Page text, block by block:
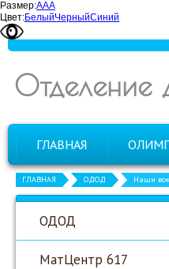
Размер:ААА
Цвет:БелыйЧерныйСиний
Отделение
ГЛАВНАЯ
ГЛАВНАЯ ОДОД Наши
ОДОД
МатЦентр 617